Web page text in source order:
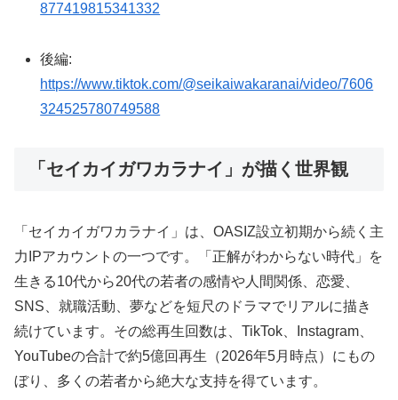
877419815341332
後編:
https://www.tiktok.com/@seikaiwakaranai/video/7606
324525780749588
「セイカイガワカラナイ」が描く世界観
「セイカイガワカラナイ」は、OASIZ設立初期から続く主
力IPアカウントの一つです。「正解がわからない時代」を
生きる10代から20代の若者の感情や人間関係、恋愛、
SNS、就職活動、夢などを短尺のドラマでリアルに描き
続けています。その総再生回数は、TikTok、Instagram、
YouTubeの合計で約5億回再生（2026年5月時点）にもの
ぼり、多くの若者から絶大な支持を得ています。